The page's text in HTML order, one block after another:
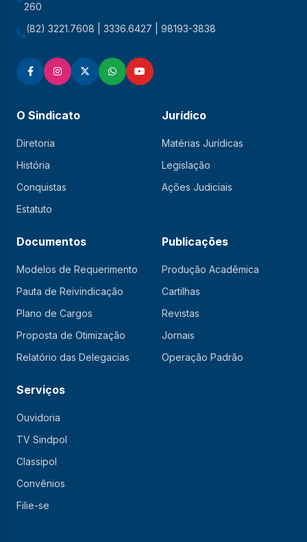
260
(82) 3221.7608 | 3336.6427 | 98193-3838
O Sindicato
Diretoria
História
Conquistas
Estatuto
Jurídico
Matérias Jurídicas
Legislação
Ações Judiciais
Documentos
Modelos de Requerimento
Pauta de Reivindicação
Plano de Cargos
Proposta de Otimização
Relatório das Delegacias
Publicações
Produção Acadêmica
Cartilhas
Revistas
Jornais
Operação Padrão
Serviços
Ouvidoria
TV Sindpol
Classipol
Convênios
Filie-se